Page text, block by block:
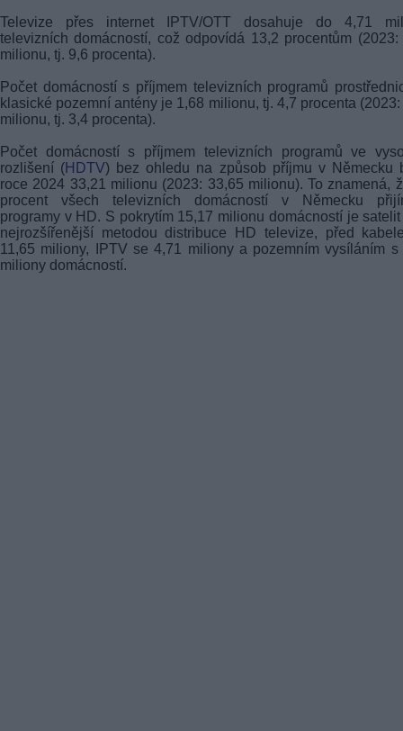
Televize přes internet IPTV/OTT dosahuje do 4,71
televizních domácností, což odpovídá 13,2 procentům (2023:
milionu, tj. 9,6 procenta).
Počet domácností s příjmem televizních programů
klasické pozemní antény je 1,68 milionu, tj. 4,7 procenta (2023:
milionu, tj. 3,4 procenta).
Počet domácností s příjmem televizních programů ve
rozlišení (HDTV) bez ohledu na způsob příjmu v Německu
roce 2024 33,21 milionu (2023: 33,65 milionu). To znamená,
procent všech televizních domácností v Německu
programy v HD. S pokrytím 15,17 milionu domácností je
nejrozšířenější metodou distribuce HD televize, před
11,65 miliony, IPTV se 4,71 miliony a pozemním vysíláním s
miliony domácností.